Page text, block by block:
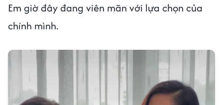
Em giờ đây đang viên mãn với lựa chọn của
chính mình.